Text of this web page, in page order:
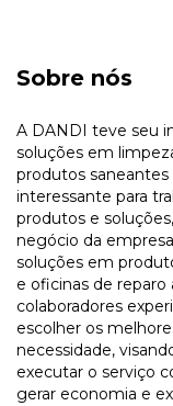
Sobre nós
A DANDI teve seu
soluções em
produtos
interessante para
produtos e
negócio da
soluções em
e oficinas de
colaboradores
escolher os
necessidade,
executar o serviço
gerar economia e